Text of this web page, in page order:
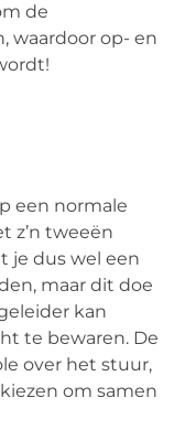
de
waardoor op- en
een normale
z’n tweeën
je dus wel een
maar dit doe
kan
te bewaren. De
over het stuur,
om samen